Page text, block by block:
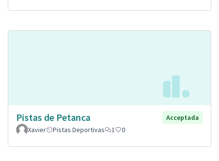
Pistas de Petanca
Acceptada
Xavier
Pistas Deportivas 1 0